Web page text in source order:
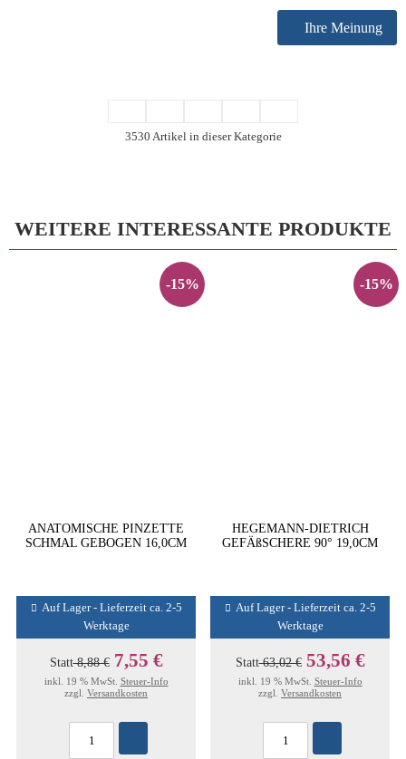
Ihre Meinung
3530 Artikel in dieser Kategorie
WEITERE INTERESSANTE PRODUKTE
-15%
ANATOMISCHE PINZETTE
SCHMAL GEBOGEN 16,0CM
Auf Lager - Lieferzeit ca. 2-5
Werktage
Statt8,88 € 7,55 €
inkl. 19 % MwSt. Steuer-Info
zzgl. Versandkosten
-15%
HEGEMANN-DIETRICH
GEFÄßSCHERE 90° 19,0CM
Auf Lager - Lieferzeit ca. 2-5
Werktage
Statt63,02 € 53,56 €
inkl. 19 % MwSt. Steuer-Info
zzgl. Versandkosten